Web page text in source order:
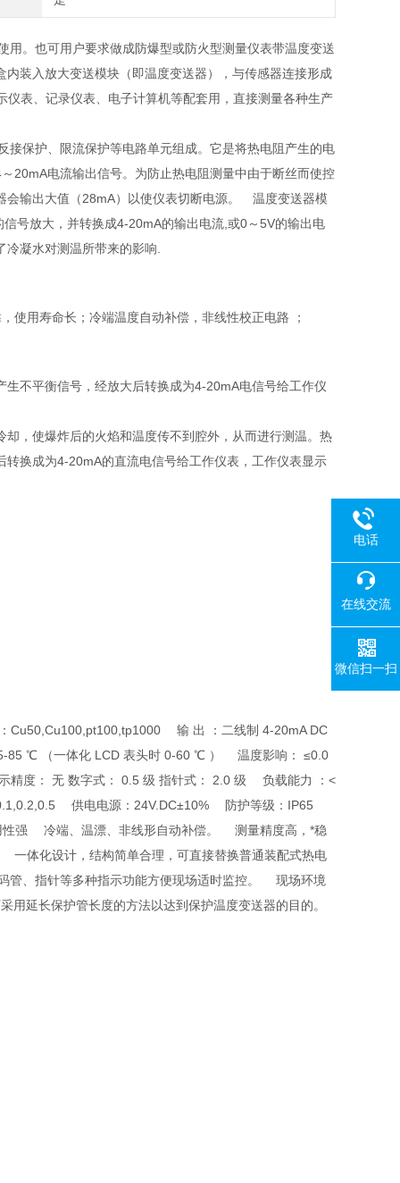
。也可用户要求做成防爆型或防火型测量仪表带温度变送
装入放大变送模块（即温度变送器），与传感器连接形成
表、记录仪表、电子计算机等配套用，直接测量各种生产
保护、限流保护等电路单元组成。它是将热电阻产生的电
20mA电流输出信号。为防止热电阻测量中由于断丝而使控
会输出大值（28mA）以使仪表切断电源。 温度变送器模
号放大，并转换成4-20mA的输出电流,或0～5V的输出电
凝水对测温所带来的影响.
使用寿命长；冷端温度自动补偿，非线性校正电路 ；
不平衡信号，经放大后转换成为4-20mA电信号给工作仪
，使爆炸后的火焰和温度传不到腔外，从而进行测温。热
换成为4-20mA的直流电信号给工作仪表，工作仪表显示
Cu50,Cu100,pt100,tp1000 输 出 ：二线制 4-20mA DC
85 ℃ （一体化 LCD 表头时 0-60 ℃ ） 温度影响： ≤0.0
： 无 数字式： 0.5 级 指针式： 2.0 级 负载能力 ：<
供电电源：24V.DC±10% 防护等级：IP65
性强 冷端、温漂、非线形自动补偿。 测量精度高，*稳
体化设计，结构简单合理，可直接替换普通装配式热电
、指针等多种指示功能方便现场适时监控。 现场环境
延长保护管长度的方法以达到保护温度变送器的目的。
电话
在线交流
微信扫一扫